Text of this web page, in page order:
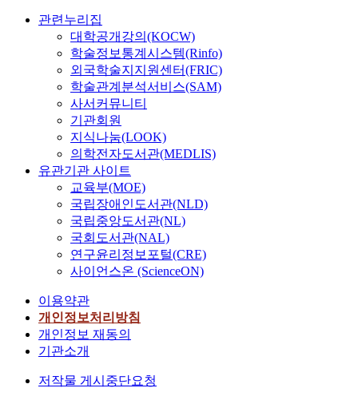
관련누리집
대학공개강의(KOCW)
학술정보통계시스템(Rinfo)
외국학술지지원센터(FRIC)
학술관계분석서비스(SAM)
사서커뮤니티
기관회원
지식나눔(LOOK)
의학전자도서관(MEDLIS)
유관기관 사이트
교육부(MOE)
국립장애인도서관(NLD)
국립중앙도서관(NL)
국회도서관(NAL)
연구윤리정보포털(CRE)
사이언스온 (ScienceON)
이용약관
개인정보처리방침
개인정보 재동의
기관소개
저작물 게시중단요청